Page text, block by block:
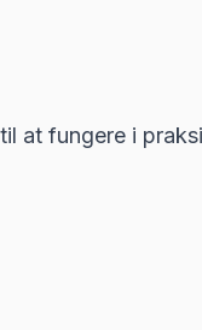
fungere i